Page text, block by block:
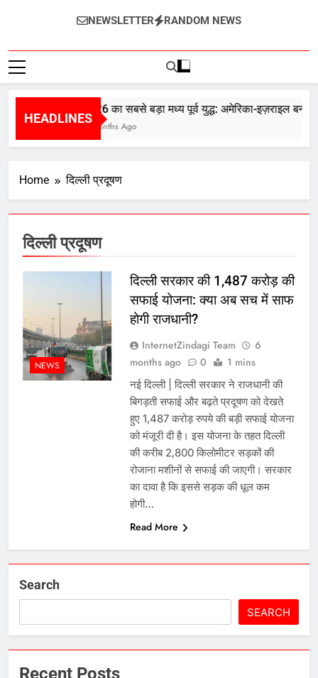
InternetZindagi
NEWSLETTER RANDOM NEWS
HEADLINES
2026 का सबसे बड़ा मध्य पूर्व युद्ध: अमेरिका-इज़राइल बनाम
5 Months Ago
Home दिल्ली प्रदूषण
दिल्ली प्रदूषण
NEWS
दिल्ली सरकार की 1,487 करोड़ की
सफाई योजना: क्या अब सच में साफ
होगी राजधानी?
InternetZindagi Team
6
months ago
0 1 mins
नई दिल्ली | दिल्ली सरकार ने राजधानी की
बिगड़ती सफाई और बढ़ते प्रदूषण को देखते
हुए 1,487 करोड़ रुपये की बड़ी सफाई योजना
को मंजूरी दी है। इस योजना के तहत दिल्ली
की करीब 2,800 किलोमीटर सड़कों की
रोजाना मशीनों से सफाई की जाएगी। सरकार
का दावा है कि इससे सड़क की धूल कम
होगी…
Read More
Search
SEARCH
Recent Posts